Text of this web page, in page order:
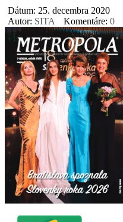
Dátum: 25. decembra 2020
Autor: SITA Komentáre: 0